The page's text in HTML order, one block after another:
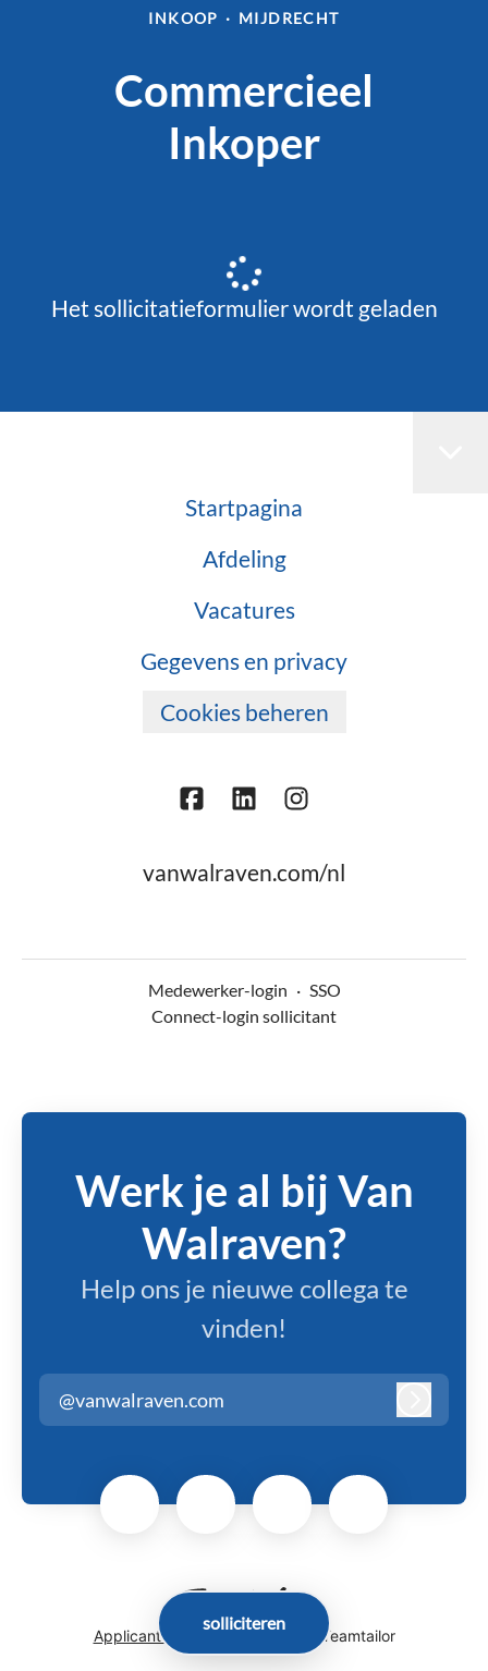
solliciteren
INKOOP · MIJDRECHT
Commercieel
Inkoper
Het sollicitatieformulier wordt geladen
Startpagina
Afdeling
Vacatures
Gegevens en privacy
Cookies beheren
vanwalraven.com/nl
Medewerker-login · SSO
Connect-login sollicitant
Werk je al bij Van
Walraven?
Help ons je nieuwe collega te
vinden!
@vanwalraven.com
Applicant tracking systemdoor Teamtailor